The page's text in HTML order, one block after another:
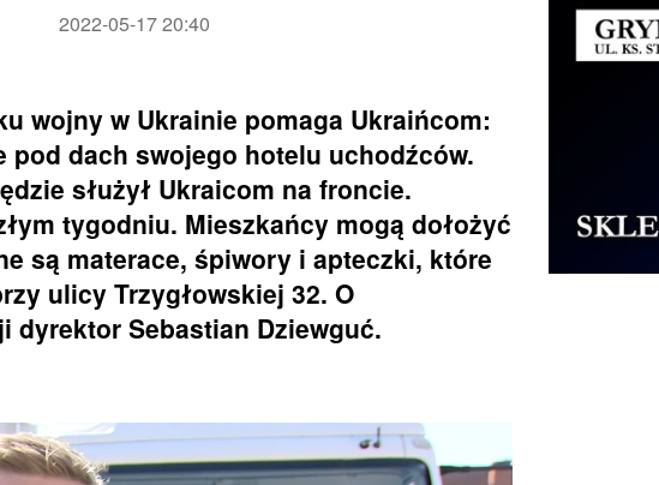
2022-05-17 20:40
wojny w Ukrainie pomaga Ukraińcom:
dach swojego hotelu uchodźców.
służył Ukraicom na froncie.
tygodniu. Mieszkańcy mogą dołożyć
są materace, śpiwory i apteczki, które
ulicy Trzygłowskiej 32. O
dyrektor Sebastian Dziewguć.